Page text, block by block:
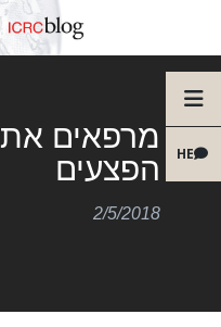
HE
מרפאים את
הפצעים
2/5/2018